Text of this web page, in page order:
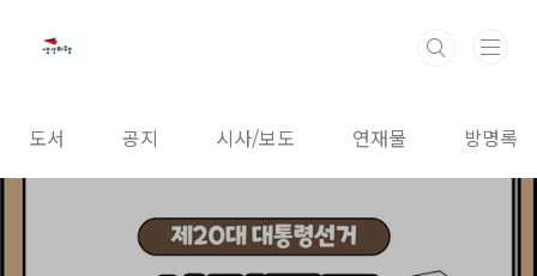
도서 공지 시사/보도 연재물 방명록